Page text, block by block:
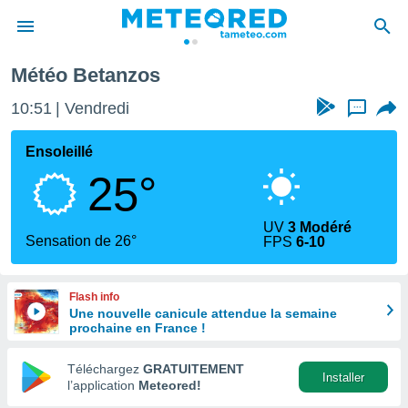
de
en
Météo Betanzos
10:51 Vendredi ...
Ensoleillé
25°
Sensation de 26°
UV3 Modéré
FPS6-10
Flash info
Une nouvelle canicule attendue la semaine
prochaine en France !
Téléchargez GRATUITEMENT
l’application Meteored!
Installer